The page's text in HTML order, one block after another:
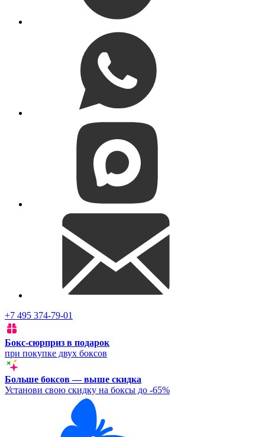
+7 495 374-79-01
Бокс-сюрприз в подарок
при покупке двух боксов
Больше боксов — выше скидка
Установи свою скидку на боксы до -65%